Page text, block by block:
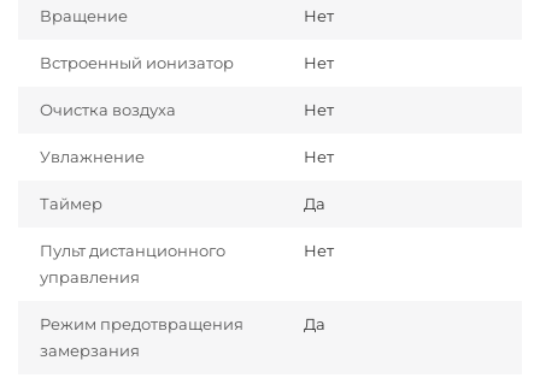
Вращение Нет
Встроенный ионизатор Нет
Очистка воздуха Нет
Увлажнение Нет
Таймер Да
Пульт дистанционного
управления
Нет
Режим предотвращения
замерзания
Да